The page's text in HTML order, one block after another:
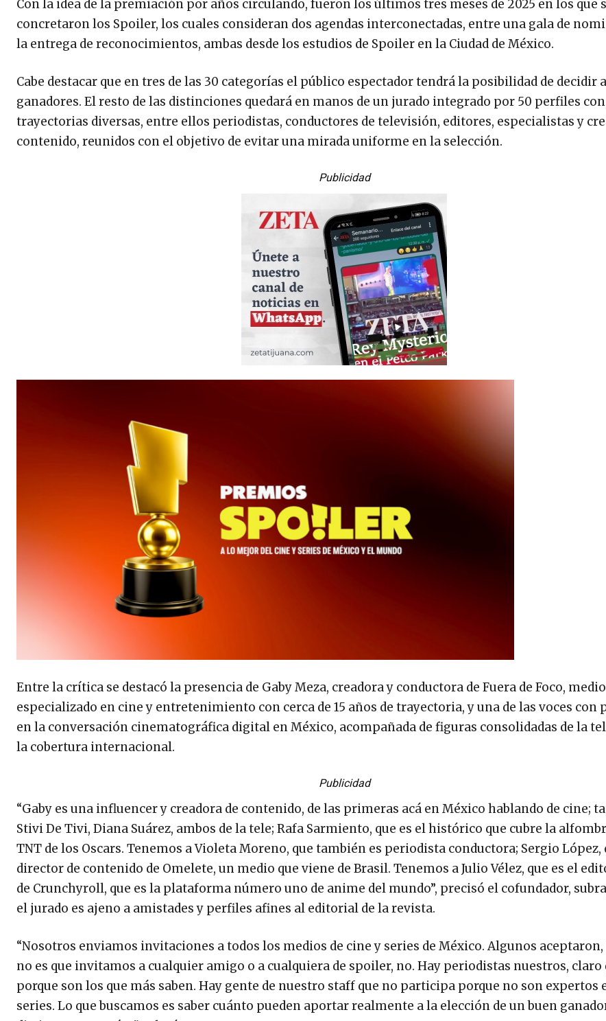
Con la idea de la premiación por años circulando, fueron los últimos tres meses de 2025 en los que
concretaron los Spoiler, los cuales consideran dos agendas interconectadas, entre una gala de
la entrega de reconocimientos, ambas desde los estudios de Spoiler en la Ciudad de México.
Cabe destacar que en tres de las 30 categorías el público espectador tendrá la posibilidad de decidir
ganadores. El resto de las distinciones quedará en manos de un jurado integrado por 50 perfiles con
trayectorias diversas, entre ellos periodistas, conductores de televisión, editores, especialistas y
contenido, reunidos con el objetivo de evitar una mirada uniforme en la selección.
Publicidad
Entre la crítica se destacó la presencia de Gaby Meza, creadora y conductora de Fuera de Foco,
especializado en cine y entretenimiento con cerca de 15 años de trayectoria, y una de las voces con
en la conversación cinematográfica digital en México, acompañada de figuras consolidadas de la
la cobertura internacional.
Publicidad
“Gaby es una influencer y creadora de contenido, de las primeras acá en México hablando de cine;
Stivi De Tivi, Diana Suárez, ambos de la tele; Rafa Sarmiento, que es el histórico que cubre la
TNT de los Oscars. Tenemos a Violeta Moreno, que también es periodista conductora; Sergio López,
director de contenido de Omelete, un medio que viene de Brasil. Tenemos a Julio Vélez, que es el
de Crunchyroll, que es la plataforma número uno de anime del mundo”, precisó el cofundador,
el jurado es ajeno a amistades y perfiles afines al editorial de la revista.
“Nosotros enviamos invitaciones a todos los medios de cine y series de México. Algunos aceptaron,
no es que invitamos a cualquier amigo o a cualquiera de spoiler, no. Hay periodistas nuestros, claro
porque son los que más saben. Hay gente de nuestro staff que no participa porque no son expertos
series. Lo que buscamos es saber cuánto pueden aportar realmente a la elección de un buen